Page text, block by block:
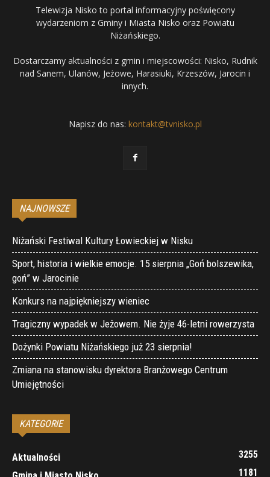
Telewizja Nisko to portal informacyjny poświęcony
wydarzeniom z Gminy i Miasta Nisko oraz Powiatu
Niżańskiego.
Dostarczamy aktualności z gmin i miejscowości: Nisko, Rudnik
nad Sanem, Ulanów, Jeżowe, Harasiuki, Krzeszów, Jarocin i
innych.
Napisz do nas: kontakt@tvnisko.pl
NAJNOWSZE
Niżański Festiwal Kultury Łowieckiej w Nisku
Sport, historia i wielkie emocje. 15 sierpnia „Goń bolszewika,
goń” w Jarocinie
Konkurs na najpiękniejszy wieniec
Tragiczny wypadek w Jeżowem. Nie żyje 46-letni rowerzysta
Dożynki Powiatu Niżańskiego już 23 sierpnia!
Zmiana na stanowisku dyrektora Branżowego Centrum
Umiejętności
KATEGORIE
Aktualności
3255
1181